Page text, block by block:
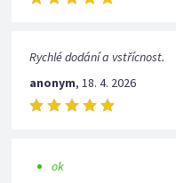
Rychlé dodání a vstřícnost.
anonym,18. 4. 2026
ok